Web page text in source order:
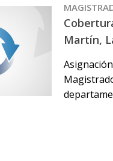
Martín,